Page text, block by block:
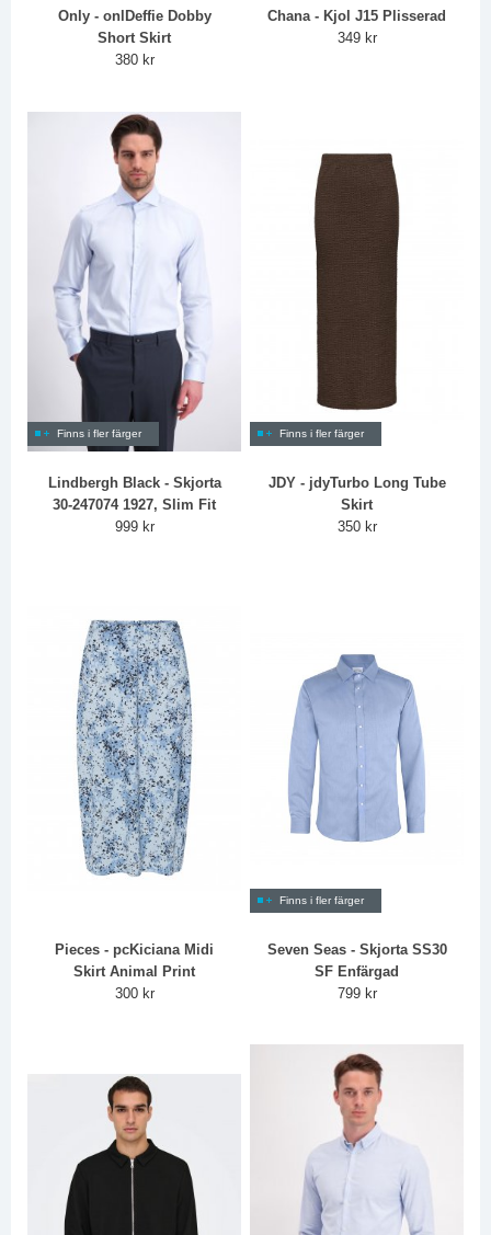
Only - onlDeffie Dobby
Short Skirt
380 kr
Chana - Kjol J15 Plisserad
349 kr
Finns i fler färger
Lindbergh Black - Skjorta
30-247074 1927, Slim Fit
999 kr
Finns i fler färger
JDY - jdyTurbo Long Tube
Skirt
350 kr
Pieces - pcKiciana Midi
Skirt Animal Print
300 kr
Finns i fler färger
Seven Seas - Skjorta SS30
SF Enfärgad
799 kr